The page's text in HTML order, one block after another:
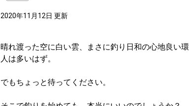
2020年11月12日 更新
晴れ渡った空に白い雲、まさに釣り日和の心地良い
人は多いはず。
でもちょっと待ってください。